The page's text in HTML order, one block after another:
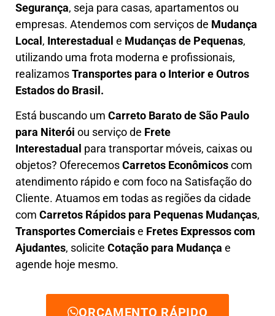
Segurança, seja para casas, apartamentos ou
empresas. Atendemos com serviços de Mudança
Local, Interestadual e Mudanças de Pequenas,
utilizando uma frota moderna e profissionais,
realizamosTransportes para o Interior e Outros
Estados do Brasil.
Está buscando um Carreto Baratode São Paulo
para Niterói ou serviço de Frete
Interestadual para transportar móveis, caixas ou
objetos? OferecemosCarretos Econômicoscom
atendimento rápido e com foco na Satisfação do
Cliente. Atuamos em todas as regiões da cidade
com Carretos Rápidos para Pequenas Mudanças,
TransportesComerciaise Fretes Expressos com
Ajudantes, solicite Cotação para Mudança e
agende hoje mesmo.
ORÇAMENTO RÁPIDO